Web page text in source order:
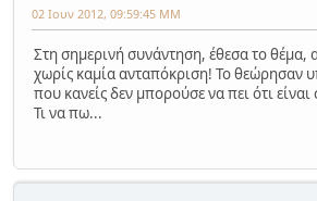
02 Ιουν 2012, 09:59:45 ΜΜ
Στη σημερινή συνάντηση, έθεσα το θέμα,
χωρίς καμία ανταπόκριση! Το θεώρησαν
που κανείς δεν μπορούσε να πει ότι
Τι να πω...